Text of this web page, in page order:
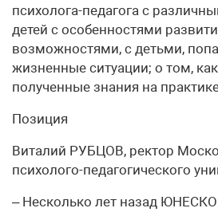
психолога-педагога с
детей с особенностями
возможностями, с детьми,
жизненные ситуации; о том,
полученные знания на
Позиция
Виталий РУБЦОВ, ректор
психолого-педагогического
– Несколько лет назад